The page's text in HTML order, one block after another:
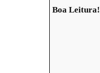
Boa Leitura!